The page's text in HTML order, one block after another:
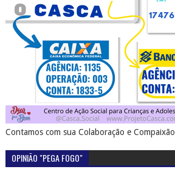
Contamos com sua Colaboração e Compaixão
OPINIÃO "PEGA FOGO"